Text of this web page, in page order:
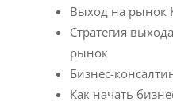
Выход на рынок
Стратегия
рынок
Бизнес-
Как начать